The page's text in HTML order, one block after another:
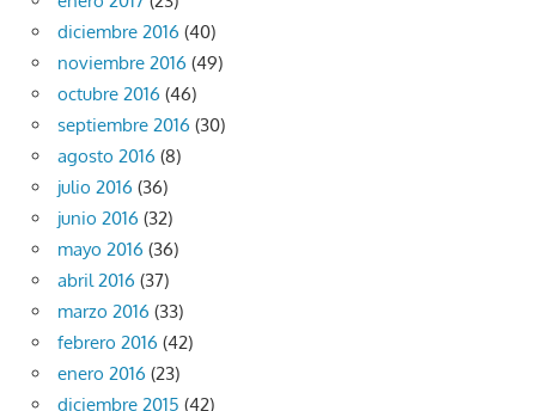
diciembre 2016 (40)
noviembre 2016 (49)
octubre 2016 (46)
septiembre 2016 (30)
agosto 2016 (8)
julio 2016 (36)
junio 2016 (32)
mayo 2016 (36)
abril 2016 (37)
marzo 2016 (33)
febrero 2016 (42)
enero 2016 (23)
diciembre 2015 (42)